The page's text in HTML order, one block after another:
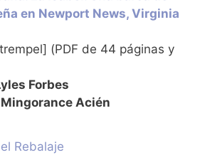
en Newport News, Virginia
(PDF de 44 páginas y
Forbes
Acién
Rebalaje